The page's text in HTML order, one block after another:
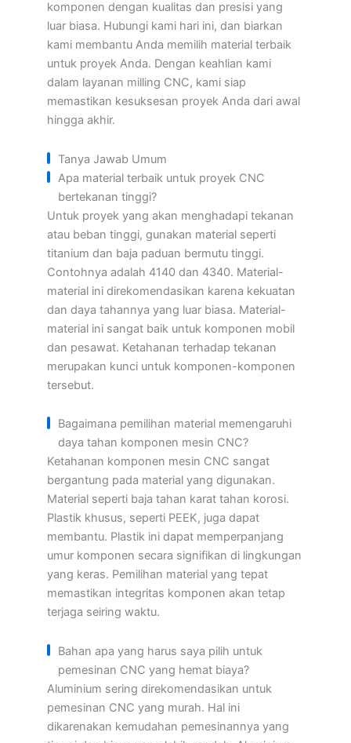
komponen dengan kualitas dan presisi yang
luar biasa. Hubungi kami hari ini, dan biarkan
kami membantu Anda memilih material terbaik
untuk proyek Anda. Dengan keahlian kami
dalam layanan milling CNC, kami siap
memastikan kesuksesan proyek Anda dari awal
hingga akhir.
Tanya Jawab Umum
Apa material terbaik untuk proyek CNC
bertekanan tinggi?
Untuk proyek yang akan menghadapi tekanan
atau beban tinggi, gunakan material seperti
titanium dan baja paduan bermutu tinggi.
Contohnya adalah 4140 dan 4340. Material-
material ini direkomendasikan karena kekuatan
dan daya tahannya yang luar biasa. Material-
material ini sangat baik untuk komponen mobil
dan pesawat. Ketahanan terhadap tekanan
merupakan kunci untuk komponen-komponen
tersebut.
Bagaimana pemilihan material memengaruhi
daya tahan komponen mesin CNC?
Ketahanan komponen mesin CNC sangat
bergantung pada material yang digunakan.
Material seperti baja tahan karat tahan korosi.
Plastik khusus, seperti PEEK, juga dapat
membantu. Plastik ini dapat memperpanjang
umur komponen secara signifikan di lingkungan
yang keras. Pemilihan material yang tepat
memastikan integritas komponen akan tetap
terjaga seiring waktu.
Bahan apa yang harus saya pilih untuk
pemesinan CNC yang hemat biaya?
Aluminium sering direkomendasikan untuk
pemesinan CNC yang murah. Hal ini
dikarenakan kemudahan pemesinannya yang